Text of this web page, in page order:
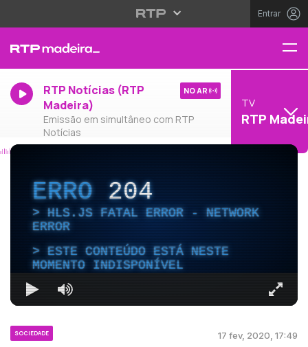
Entrar
RTP Notícias (RTP
Madeira)
Emissão em simultâneo com RTP
Notícias
NO AR
TV
RTP
ERRO204
HLS.JS FATAL ERROR - NETWORK
ERROR
ESTE CONTEÚDO ESTÁ NESTE
MOMENTO INDISPONÍVEL
SOCIEDADE 17 fev, 2020, 17:49